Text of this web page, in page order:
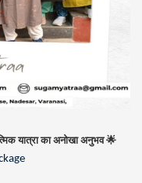
यात्रा का अनोखा अनुभव🌟